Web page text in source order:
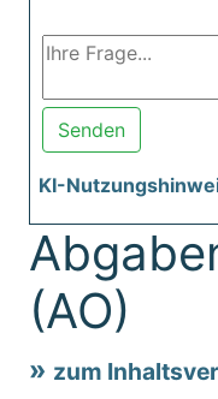
Senden
KI-
(AO)
zum